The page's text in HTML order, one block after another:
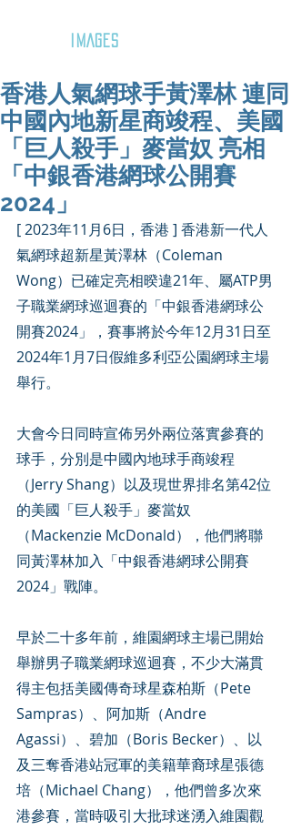
IMAGES
香港人氣網球手黃澤林 連同
中國內地新星商竣程、美國
「巨人殺手」麥當奴 亮相
「中銀香港網球公開賽
2024」
[ 2023年11月6日，香港 ] 香港新一代人
氣網球超新星黃澤林（Coleman
Wong）已確定亮相暌違21年、屬ATP男
子職業網球巡迴賽的「中銀香港網球公
開賽2024」，賽事將於今年12月31日至
2024年1月7日假維多利亞公園網球主場
舉行。
大會今日同時宣佈另外兩位落實參賽的
球手，分別是中國內地球手商竣程
（Jerry Shang）以及現世界排名第42位
的美國「巨人殺手」麥當奴
（Mackenzie McDonald），他們將聯
同黃澤林加入「中銀香港網球公開賽
2024」戰陣。
早於二十多年前，維園網球主場已開始
舉辦男子職業網球巡迴賽，不少大滿貫
得主包括美國傳奇球星森柏斯（Pete
Sampras）、阿加斯（Andre
Agassi）、碧加（Boris Becker）、以
及三奪香港站冠軍的美籍華裔球星張德
培（Michael Chang），他們曾多次來
港參賽，當時吸引大批球迷湧入維園觀